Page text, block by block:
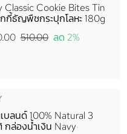
Classic Cookie Bites Tin
กี้ธัญพืชกระปุกโลหะ 180g
510.00 ลด 2%
บลนด์ 100% Natural 3
กล่องน้ำเงิน Navy